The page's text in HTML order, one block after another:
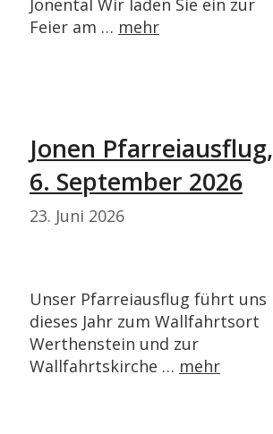
Jonental Wir laden Sie ein zur
Feier am … mehr
Jonen Pfarreiausflug,
6. September 2026
23. Juni 2026
Unser Pfarreiausflug führt uns
dieses Jahr zum Wallfahrtsort
Werthenstein und zur
Wallfahrtskirche … mehr